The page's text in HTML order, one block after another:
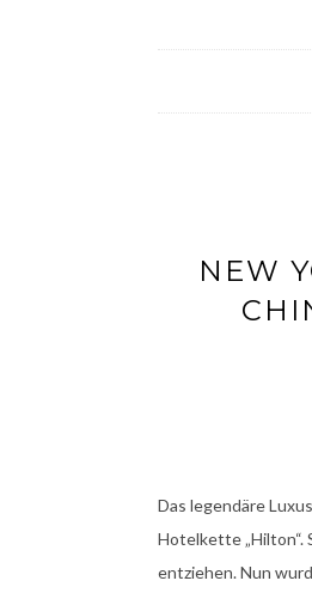
NEW
Das legendäre
Hotelkette „Hilton“.
entziehen. Nun